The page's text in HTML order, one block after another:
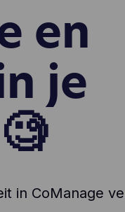
en
je
in CoManage